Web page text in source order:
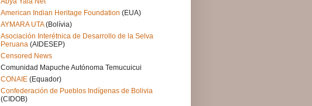
American Indian Heritage Foundation (EUA)
AYMARA UTA(Bolívia)
Asociación Interétnica de Desarrollo de la Selva
Peruana (AIDESEP)
Censored News
Comunidad Mapuche Autónoma Temucuicui
CONAIE (Equador)
Confederación de Pueblos Indígenas de Bolivia
(CIDOB)